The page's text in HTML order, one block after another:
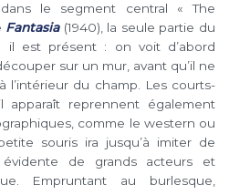
le segment central « The
Fantasia (1940), la seule partie du
il est présent : on voit d’abord
sur un mur, avant qu’il ne
l’intérieur du champ. Les courts-
apparaît reprennent également
comme le western ou
souris ira jusqu’à imiter de
de grands acteurs et
Empruntant au burlesque,